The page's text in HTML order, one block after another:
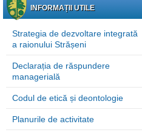
INFORMAȚII UTILE
Strategia de dezvoltare integrată
a raionului Strășeni
Declarația de răspundere
managerială
Codul de etică și deontologie
Planurile de activitate